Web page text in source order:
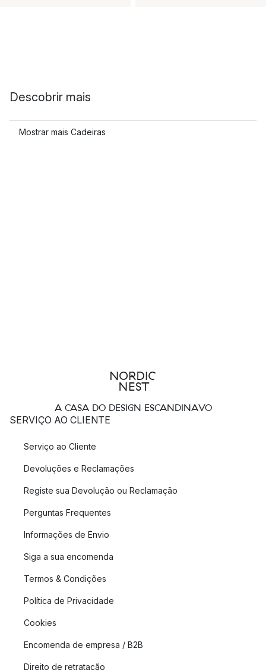
Descobrir mais
Mostrar mais Cadeiras
A CASA DO DESIGN ESCANDINAVO
SERVIÇO AO CLIENTE
Serviço ao Cliente
Devoluções e Reclamações
Registe sua Devolução ou Reclamação
Perguntas Frequentes
Informações de Envio
Siga a sua encomenda
Termos & Condições
Política de Privacidade
Cookies
Encomenda de empresa / B2B
Direito de retratação